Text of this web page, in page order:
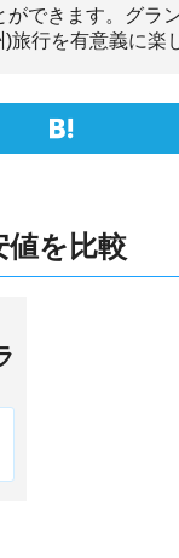
できます。グラ
旅行を有意義に楽
を比較